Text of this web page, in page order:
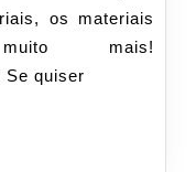
os materiais
mais!
Se quiser